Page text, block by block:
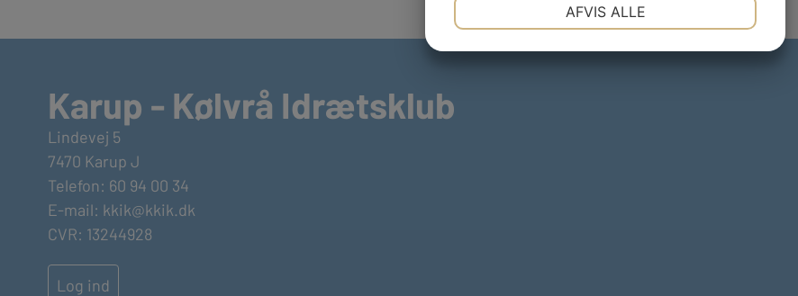
Karup - Kølvrå Idrætsklub
Lindevej 5
7470 Karup J
Telefon: 60 94 00 34
E-mail: kkik@kkik.dk
CVR: 13244928
Log ind
AFVIS ALLE